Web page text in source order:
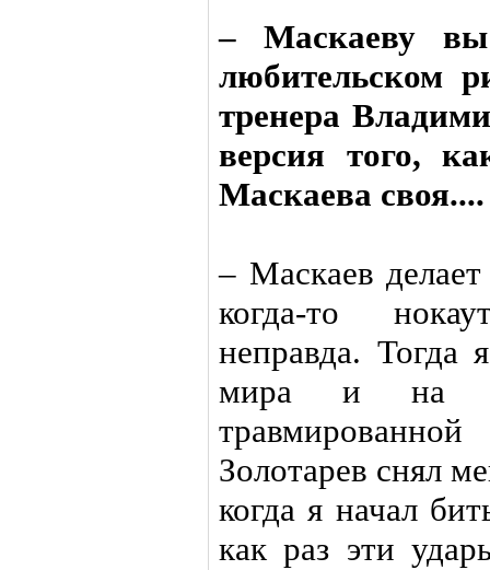
– Маскаеву
любительском
тренера
версия того,
Маскаева своя....
– Маскаев
когда-то
неправда. Тогда
мира и на
Золотарев снял
когда я начал
как раз эти